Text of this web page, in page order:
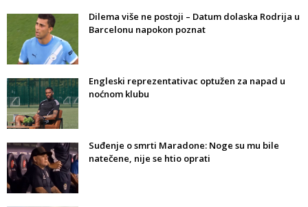
Dilema više ne postoji – Datum dolaska Rodrija u
Barcelonu napokon poznat
Engleski reprezentativac optužen za napad u
noćnom klubu
Suđenje o smrti Maradone: Noge su mu bile
natečene, nije se htio oprati